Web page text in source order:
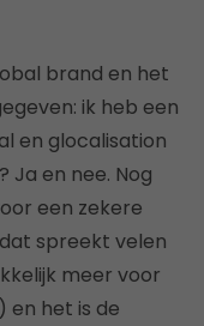
brand en het
ik heb een
en glocalisation
en nee. Nog
een zekere
spreekt velen
meer voor
en het is de